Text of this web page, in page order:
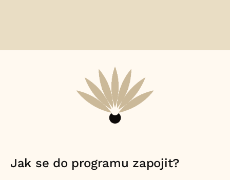
Jak se do programu zapojit?